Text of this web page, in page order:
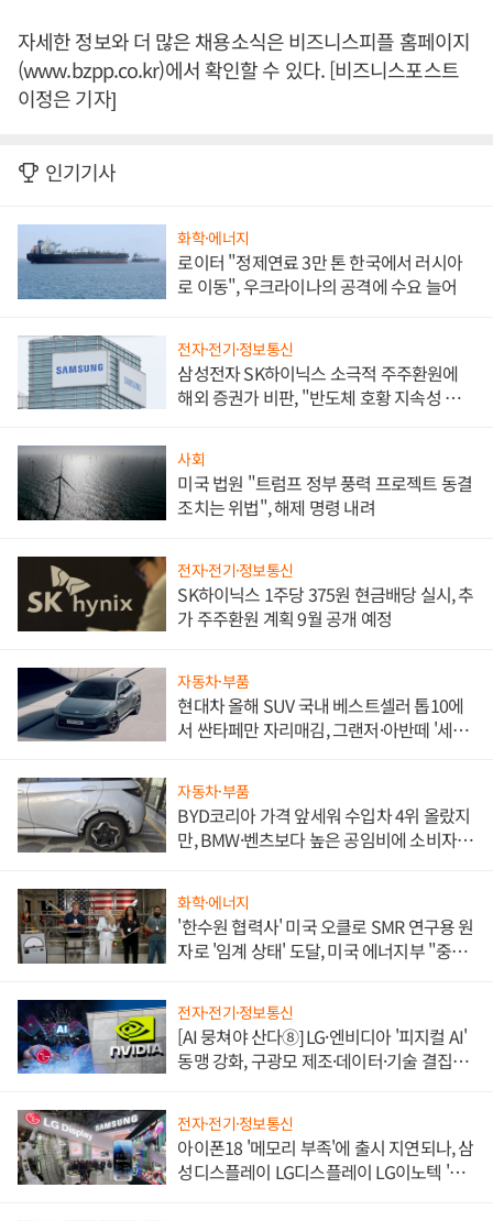
자세한 정보와 더 많은 채용소식은 비즈니스피플 홈페이지
(www.bzpp.co.kr)에서 확인할 수 있다. [비즈니스포스트
이정은 기자]
인기기사
화학·에너지
로이터 "정제연료 3만 톤 한국에서 러시아
로 이동", 우크라이나의 공격에 수요 늘어
전자·전기·정보통신
삼성전자 SK하이닉스 소극적 주주환원에
해외 증권가 비판, "반도체 호황 지속성 의
사회
미국 법원 "트럼프 정부 풍력 프로젝트 동결
조치는 위법", 해제 명령 내려
전자·전기·정보통신
SK하이닉스 1주당 375원 현금배당 실시, 추
가 주주환원 계획 9월 공개 예정
자동차·부품
현대차 올해 SUV 국내 베스트셀러 톱10에
서 싼타페만 자리매김, 그랜저·아반떼 '세단
자동차·부품
BYD코리아 가격 앞세워 수입차 4위 올랐지
만, BMW·벤츠보다 높은 공임비에 소비자
화학·에너지
'한수원 협력사' 미국 오클로 SMR 연구용 원
자로 '임계 상태' 도달, 미국 에너지부 "중요
전자·전기·정보통신
[AI 뭉쳐야 산다⑧] LG·엔비디아 '피지컬 AI'
동맹 강화, 구광모 제조·데이터·기술 결집
전자·전기·정보통신
아이폰18 '메모리 부족'에 출시 지연되나, 삼
성디스플레이 LG디스플레이 LG이노텍 '탈